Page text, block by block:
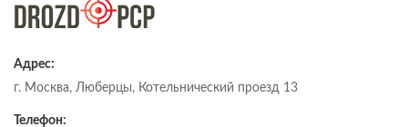
Адрес:
г. Москва, Люберцы, Котельнический проезд 13
Телефон: